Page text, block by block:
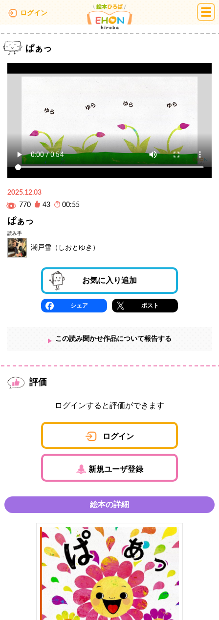
ログイン 絵本ひろば
ぱぁっ
2025.12.03
770
43 00:55
ぱぁっ
読み手
潮戸雪（しおとゆき）
お気に入り追加
シェア ポスト
この読み聞かせ作品について報告する
評価
ログインすると評価ができます
ログイン
新規ユーザ登録
絵本の詳細